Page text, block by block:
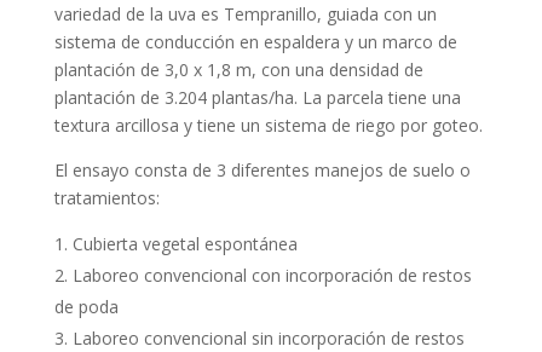
variedad de la uva es Tempranillo, guiada con un
sistema de conducción en espaldera y un marco de
plantación de 3,0 x 1,8 m, con una densidad de
plantación de 3.204 plantas/ha. La parcela tiene una
textura arcillosa y tiene un sistema de riego por goteo.
El ensayo consta de 3 diferentes manejos de suelo o
tratamientos:
Cubierta vegetal espontánea
Laboreo convencional con incorporación de restos
de poda
Laboreo convencional sin incorporación de restos